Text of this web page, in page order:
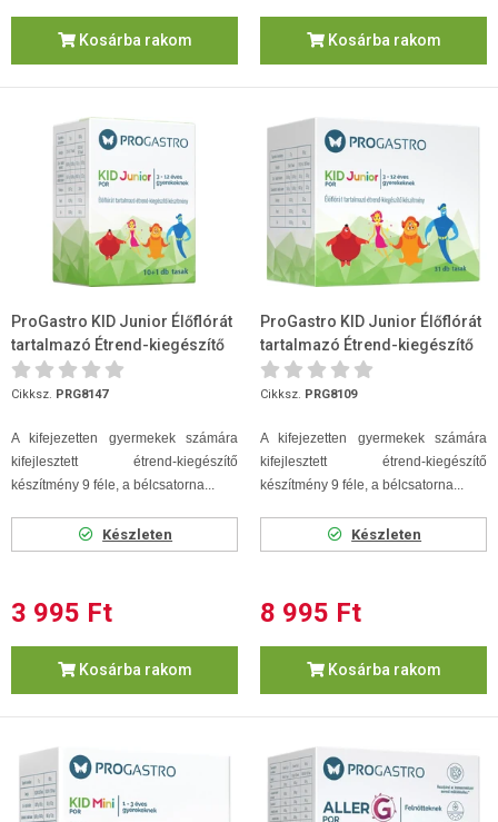
Kosárba rakom Kosárba rakom
ProGastro KID Junior Élőflórát
tartalmazó Étrend-kiegészítő
készítmény 11 tasak
Cikksz. PRG8147
A kifejezetten gyermekek számára
kifejlesztett étrend-kiegészítő
készítmény 9 féle, a bélcsatorna...
Készleten
3 995 Ft
Kosárba rakom
ProGastro KID Junior Élőflórát
tartalmazó Étrend-kiegészítő
készítmény 31 tasak
Cikksz. PRG8109
A kifejezetten gyermekek számára
kifejlesztett étrend-kiegészítő
készítmény 9 féle, a bélcsatorna...
Készleten
8 995 Ft
Kosárba rakom